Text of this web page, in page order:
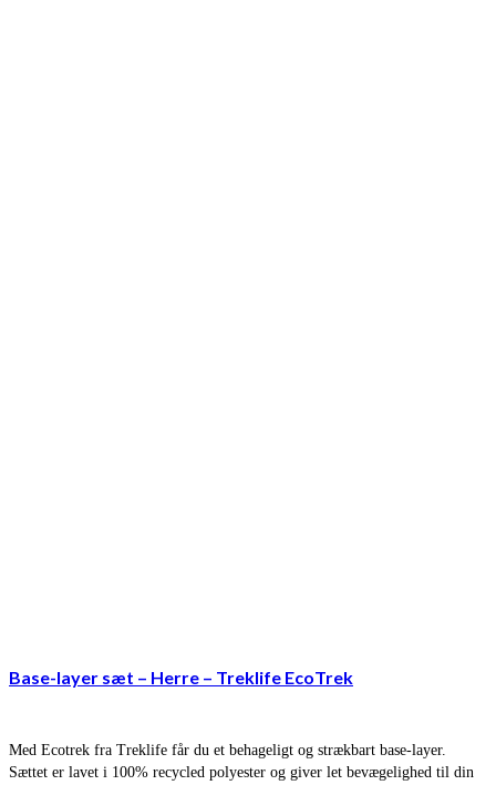
Base-layer sæt – Herre – Treklife EcoTrek
Med Ecotrek fra Treklife får du et behageligt og strækbart base-layer.
Sættet er lavet i 100% recycled polyester og giver let bevægelighed til din